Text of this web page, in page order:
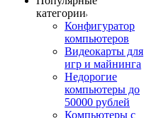
категории
Конфигуратор
компьютеров
Видеокарты для
игр и майнинга
Недорогие
компьютеры до
50000 рублей
Компьютеры с